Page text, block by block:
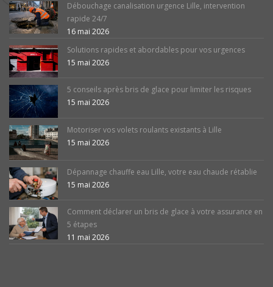
Débouchage canalisation urgence Lille, intervention
rapide 24/7
16 mai 2026
Solutions rapides et abordables pour vos urgences
15 mai 2026
5 conseils après bris de glace pour limiter les risques
15 mai 2026
Motoriser vos volets roulants existants à Lille
15 mai 2026
Dépannage chauffe eau Lille, votre eau chaude rétablie
15 mai 2026
Comment déclarer un bris de glace à votre assurance en
5 étapes
11 mai 2026